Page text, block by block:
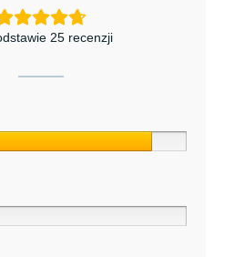
25 recenzji